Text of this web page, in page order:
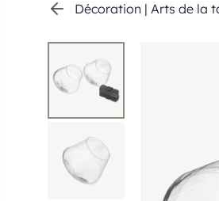
Décoration | Arts de la